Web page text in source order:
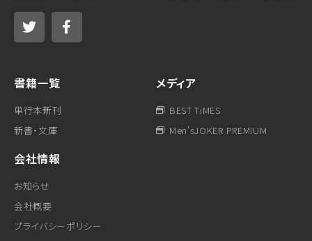
書籍一覧
単行本新刊
新書・文庫
メディア
BEST TiMES
Men'sJOKER PREMIUM
会社情報
お知らせ
会社概要
プライバシーポリシー